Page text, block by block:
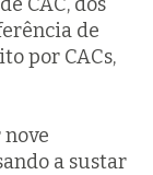
de
por CACs,
nove
a sustar